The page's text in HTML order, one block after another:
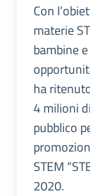
Con
materie
bambine
ha
4 milioni
pubblico
STEM
2020.